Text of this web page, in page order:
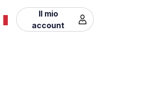
Il mio
account